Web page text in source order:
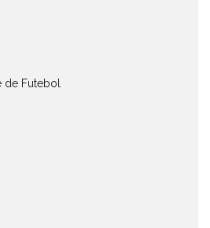
de Futebol